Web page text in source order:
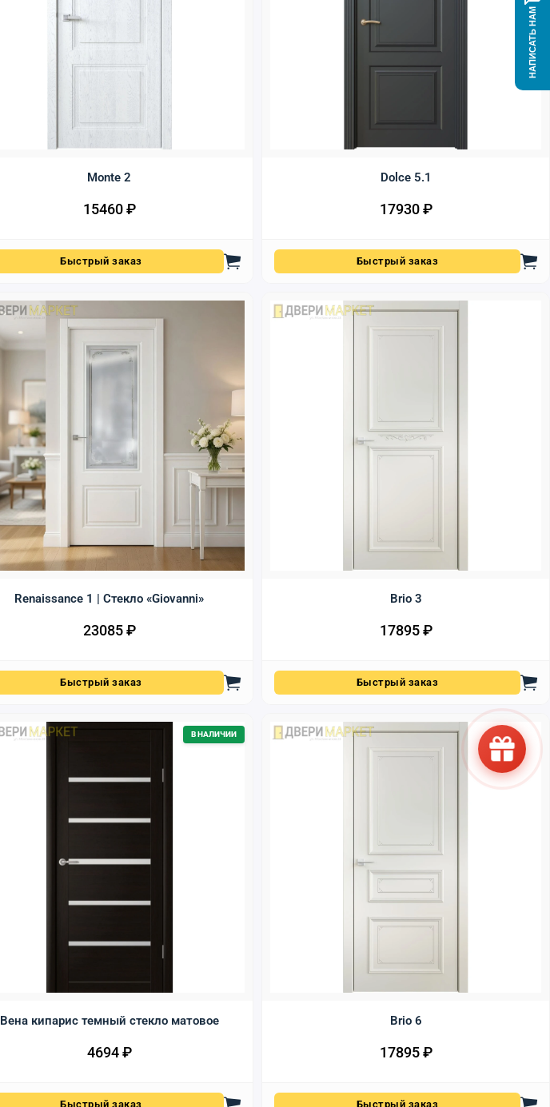
Monte 2
15460₽
Быстрый заказ
Dolce 5.1
17930₽
Быстрый заказ
Renaissance 1 | Стекло «Giovanni»
23085₽
Быстрый заказ
Brio 3
17895₽
Быстрый заказ
В НАЛИЧИИ
Вена кипарис темный стекло матовое
4694₽
Быстрый заказ
Brio 6
17895₽
Быстрый заказ
НАПИСАТЬ НАМ